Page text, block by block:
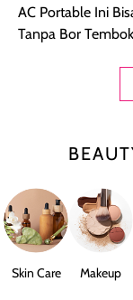
AC Portable Ini
Tanpa Bor Tembok
Skin Care Makeup